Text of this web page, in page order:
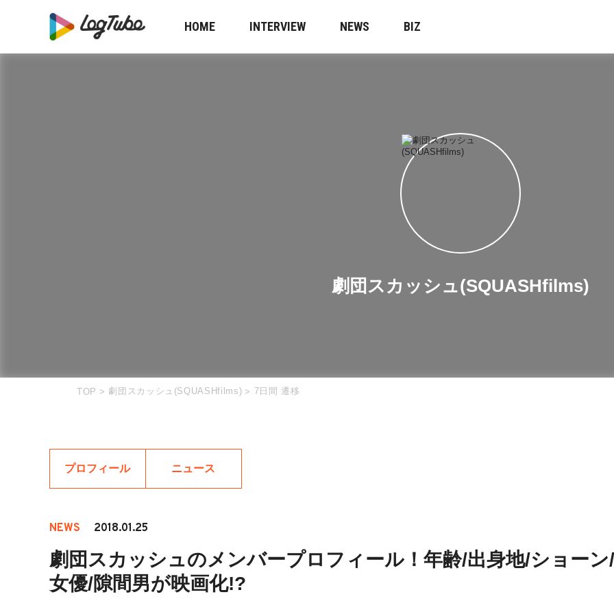
HOME INTERVIEW NEWS BIZ
劇団スカッシュ(SQUASHfilms)
TOP > 劇団スカッシュ(SQUASHfilms) > 7日間 遷移
プロフィール ニュース
NEWS 2018.01.25
劇団スカッシュのメンバープロフィール！年齢/出身地/ショーン/
女優/隙間男が映画化!?